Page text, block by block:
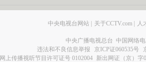
中央电视台网站 关于CCTV.com 人
中央广播电视总台 中国网络
违法和不良信息举报
京ICP证060535号
网上传播视听节目许可证号 0102004 新出网证（京）